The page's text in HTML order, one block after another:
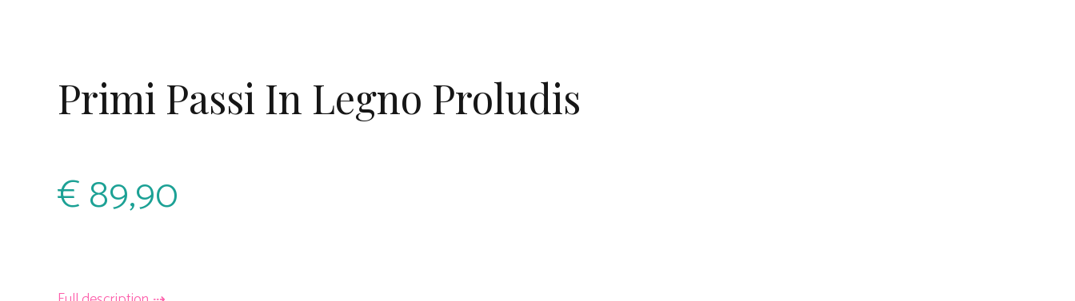
Primi Passi In Legno Proludis
€89,90